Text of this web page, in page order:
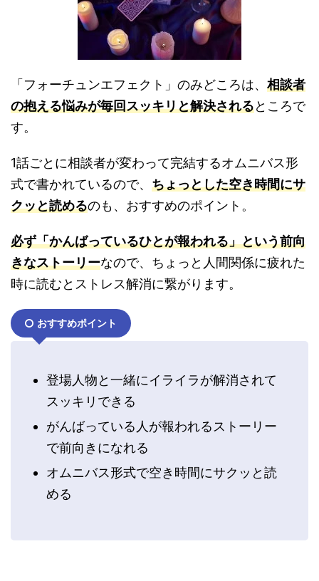
「フォーチュンエフェクト」のみどころは、 相談者
の抱える悩みが毎回スッキリと解決されるところで
す。
1話ごとに相談者が変わって完結するオムニバス形
式で書かれているので、 ちょっとした空き時間にサ
クッと読めるのも、おすすめのポイント。
必ず「かんばっているひとが報われる」という前向
きなストーリーなので、ちょっと人間関係に疲れた
時に読むとストレス解消に繋がります。
おすすめポイント
登場人物と一緒にイライラが解消されて
スッキリできる
がんばっている人が報われるストーリー
で前向きになれる
オムニバス形式で空き時間にサクッと読
める